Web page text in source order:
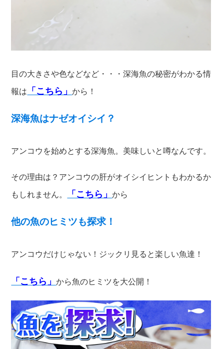
目の大きさや色などなど・・・深海魚の秘密がわかる情
報は 「こちら」から！
深海魚はナゼオイシイ？
アンコウを始めとする深海魚。美味しいと噂なんです。
その理由は？アンコウの肝がオイシイヒントもわかるか
もしれません。 「こちら」から
他の魚のヒミツも探求！
アンコウだけじゃない！ジックリ見ると楽しい魚達！
「こちら」から魚のヒミツを大公開！